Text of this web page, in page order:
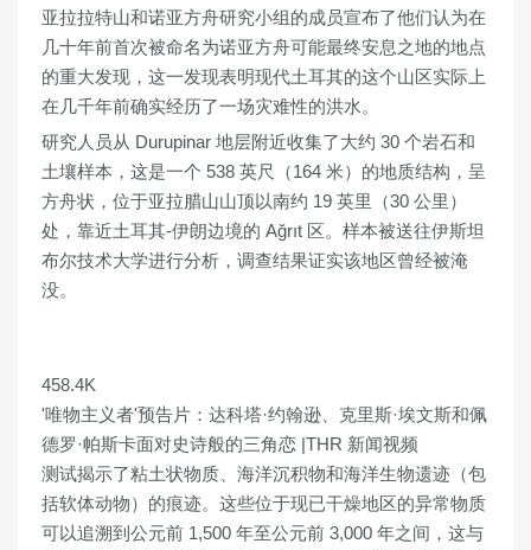
亚拉拉特山和诺亚方舟研究小组的成员宣布了他们认为在
几十年前首次被命名为诺亚方舟可能最终安息之地的地点
的重大发现，这一发现表明现代土耳其的这个山区实际上
在几千年前确实经历了一场灾难性的洪水。
研究人员从 Durupinar 地层附近收集了大约 30 个岩石和
土壤样本，这是一个 538 英尺（164 米）的地质结构，呈
方舟状，位于亚拉腊山山顶以南约 19 英里（30 公里）
处，靠近土耳其-伊朗边境的 Ağrıt 区。样本被送往伊斯坦
布尔技术大学进行分析，调查结果证实该地区曾经被淹
没。
458.4K
'唯物主义者'预告片：达科塔·约翰逊、克里斯·埃文斯和佩
德罗·帕斯卡面对史诗般的三角恋 |THR 新闻视频
测试揭示了粘土状物质、海洋沉积物和海洋生物遗迹（包
括软体动物）的痕迹。这些位于现已干燥地区的异常物质
可以追溯到公元前 1,500 年至公元前 3,000 年之间，这与